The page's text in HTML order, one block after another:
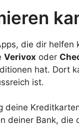
die dir
Verivox oder
hat. Dort
ist.
deine
deiner Bank, die